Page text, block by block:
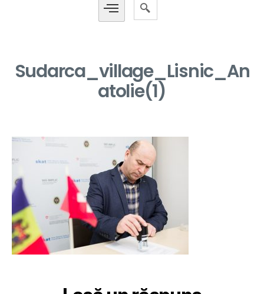
Sudarca_village_Lisnic_An
atolie(1)